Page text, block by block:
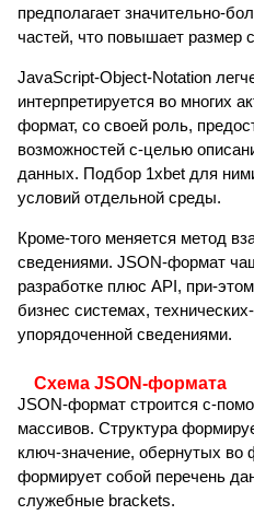
предполагает значительно-
частей, что повышает размер
JavaScript-Object-Notation
интерпретируется во многих
формат, со своей роль,
возможностей с-целью
данных. Подбор 1xbet для
условий отдельной среды.
Кроме-того меняется метод
сведениями. JSON-формат
разработке плюс API, при-
бизнес системах,
упорядоченной сведениями.
Схема JSON-формата
JSON-формат строится с-
массивов. Структура
ключ-значение, обернутых
формирует собой перечень
служебные brackets.